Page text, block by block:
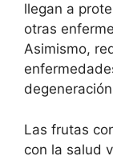
llegan a
otras
Asimismo,
Las frutas
con la salud